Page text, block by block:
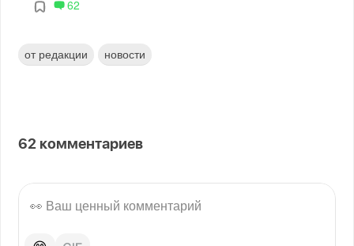
62
от редакции новости
62 комментариев